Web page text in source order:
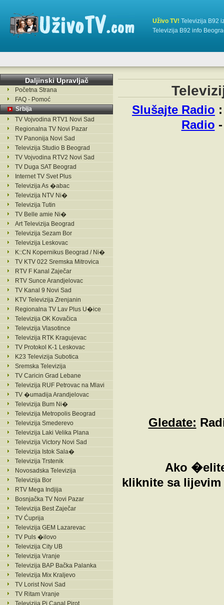
Uživo TV! Televizija B92
Televizija B92 info
Daljinski Upravljač
Početna Strana
FAQ - Pomoć
Srbija
TV Vojvodina RTV1 Novi Sad
Regionalna TV Novi Pazar
TV Panonija Novi Sad
Televizija Studio B Beograd
TV Vojvodina RTV2 Novi Sad
TV Duga SAT Beograd
Internet TV Svet Plus
Televizija As �abac
Televizija NTV Ni�
Televizija Tutin
TV Belle amie Ni�
Art Televizija Beograd
Televizija Sezam Bor
Televizija Leskovac
K::CN Kopernikus Beograd / Ni�
TV KTV 022 Sremska Mitrovica
RTV F Kanal Zaječar
RTV Sunce Arandjelovac
TV Kanal 9 Novi Sad
KTV Televizija Zrenjanin
Regionalna TV Lav Plus U�ice
Televizija OK Kovačica
Televizija Vlasotince
Televizija RTK Kragujevac
TV Protokol K-1 Leskovac
K23 Televizija Subotica
Sremska Televizija
TV Caricin Grad Lebane
Televizija RUF Petrovac na Mlavi
TV �umadija Arandjelovac
Televizija Bum Ni�
Televizija Metropolis Beograd
Televizija Smederevo
Televizija Laki Velika Plana
Televizija Victory Novi Sad
Televizija Istok Sala�
Televizija Trstenik
Novosadska Televizija
Televizija Bor
RTV Mega Indjija
Bosnjačka TV Novi Pazar
Televizija Best Zaječar
TV Ćuprija
Televizija GEM Lazarevac
TV Puls �ilovo
Televizija City UB
Televizija Vranje
Televizija BAP Bačka Palanka
Televizija Mix Kraljevo
TV Lorist Novi Sad
TV Ritam Vranje
Televizija Pi Canal Pirot
Slušajte Radio
Radio
Gledate:
Ako
kliknite sa